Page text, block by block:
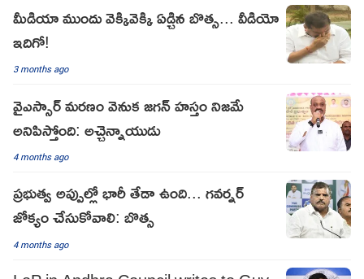
మీడియా ముందు వెక్కివెక్కి ఏడ్చిన బొత్స... వీడియో
ఇదిగో!
3 months ago
వైఎస్సార్ మరణం వెనుక జగన్ హస్తం నిజమే
అనిపిస్తోంది: అచ్చెన్నాయుడు
4 months ago
ప్రభుత్వ అప్పుల్లో భారీ తేడా ఉంది... గవర్నర్‌
జోక్యం చేసుకోవాలి: బొత్స
4 months ago